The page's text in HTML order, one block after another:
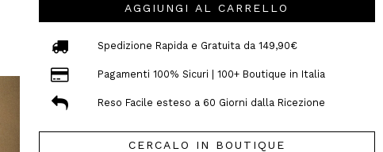
AGGIUNGI AL CARRELLO
Spedizione Rapida e Gratuita da 149,90€
Pagamenti 100% Sicuri | 100+ Boutique in Italia
Reso Facile esteso a 60 Giorni dalla Ricezione
CERCALO IN BOUTIQUE